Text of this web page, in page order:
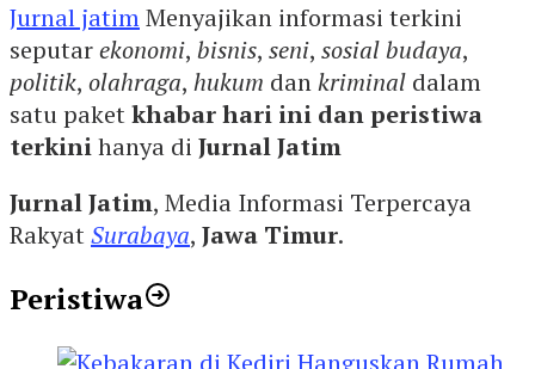
Jurnal jatimMenyajikan informasi terkini
seputarekonomi, bisnis, seni, sosial budaya,
politik, olahraga, hukum dankriminal dalam
satu paketkhabar hari ini dan peristiwa
terkinihanya di Jurnal Jatim
Jurnal Jatim, Media Informasi Terpercaya
RakyatSurabaya, Jawa Timur.
Peristiwa